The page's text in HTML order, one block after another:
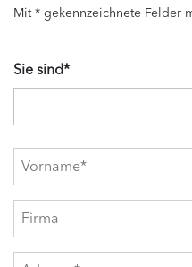
Mit * gekennzeichnete Felder
Sie sind*